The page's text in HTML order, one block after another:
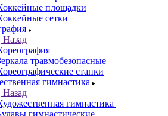
площадки
сетки
Назад
травмобезопасные
станки
гимнастика
Назад
гимнастика
гимнастические